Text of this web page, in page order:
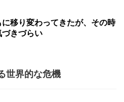
移り変わってきたが、その時
きづらい
世界的な危機